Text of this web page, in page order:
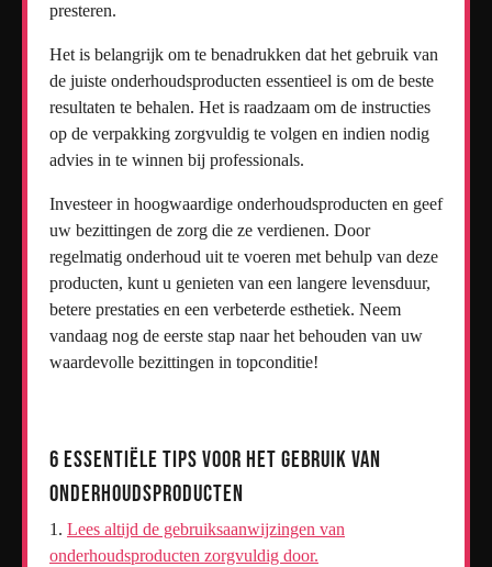
presteren.
Het is belangrijk om te benadrukken dat het gebruik van
de juiste onderhoudsproducten essentieel is om de beste
resultaten te behalen. Het is raadzaam om de instructies
op de verpakking zorgvuldig te volgen en indien nodig
advies in te winnen bij professionals.
Investeer in hoogwaardige onderhoudsproducten en geef
uw bezittingen de zorg die ze verdienen. Door
regelmatig onderhoud uit te voeren met behulp van deze
producten, kunt u genieten van een langere levensduur,
betere prestaties en een verbeterde esthetiek. Neem
vandaag nog de eerste stap naar het behouden van uw
waardevolle bezittingen in topconditie!
6 Essentiële Tips voor het Gebruik van
Onderhoudsproducten
Lees altijd de gebruiksaanwijzingen van
onderhoudsproducten zorgvuldig door.